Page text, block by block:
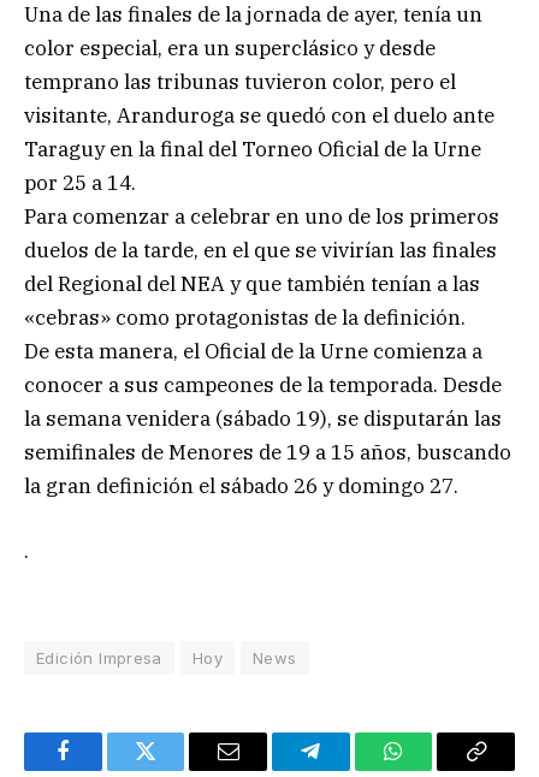
Una de las finales de la jornada de ayer, tenía un
color especial, era un superclásico y desde
temprano las tribunas tuvieron color, pero el
visitante, Aranduroga se quedó con el duelo ante
Taraguy en la final del Torneo Oficial de la Urne
por 25 a 14.
Para comenzar a celebrar en uno de los primeros
duelos de la tarde, en el que se vivirían las finales
del Regional del NEA y que también tenían a las
«cebras» como protagonistas de la definición.
De esta manera, el Oficial de la Urne comienza a
conocer a sus campeones de la temporada. Desde
la semana venidera (sábado 19), se disputarán las
semifinales de Menores de 19 a 15 años, buscando
la gran definición el sábado 26 y domingo 27.
.
Edición Impresa Hoy News
FacebookTwitter Email TelegramWhatsAppCopy